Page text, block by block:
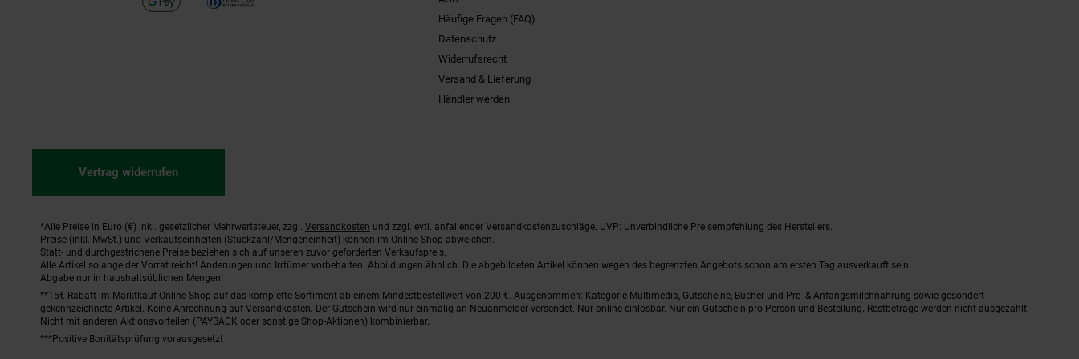
Häufige Fragen (FAQ)
Datenschutz
Widerrufsrecht
Versand & Lieferung
Händler werden
Vertrag widerrufen
Fußnoten
*Alle Preise in Euro (€) inkl. gesetzlicher Mehrwertsteuer, zzgl. Versandkosten und zzgl. evtl. anfallender Versandkostenzuschläge. UVP: Unverbindliche Preisempfehlung des Herstellers.
Preise (inkl. MwSt.) und Verkaufseinheiten (Stückzahl/Mengeneinheit) können im Online-Shop abweichen.
Statt- und durchgestrichene Preise beziehen sich auf unseren zuvor geforderten Verkaufspreis.
Alle Artikel solange der Vorrat reicht! Änderungen und Irrtümer vorbehalten. Abbildungen ähnlich. Die abgebildeten Artikel können wegen des begrenzten Angebots schon am ersten Tag ausverkauft sein.
Abgabe nur in haushaltsüblichen Mengen!
**15€ Rabatt im Marktkauf Online-Shop auf das komplette Sortiment ab einem Mindestbestellwert von 200 €. Ausgenommen: Kategorie Multimedia, Gutscheine, Bücher und Pre- & Anfangsmilchnahrung sowie gesondert
gekennzeichnete Artikel. Keine Anrechnung auf Versandkosten. Der Gutschein wird nur einmalig an Neuanmelder versendet. Nur online einlösbar. Nur ein Gutschein pro Person und Bestellung. Restbeträge werden nicht ausgezahlt.
Nicht mit anderen Aktionsvorteilen (PAYBACK oder sonstige Shop-Aktionen) kombinierbar.
***Positive Bonitätsprüfung vorausgesetzt